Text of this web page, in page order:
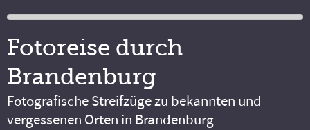
Fotoreise durch
Brandenburg
Fotografische Streifzüge zu bekannten und
vergessenen Orten in Brandenburg